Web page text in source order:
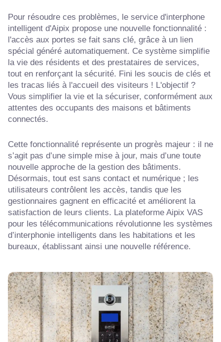
Pour résoudre ces problèmes, le service d'interphone
intelligent d'Aipix propose une nouvelle fonctionnalité :
l'accès aux portes se fait sans clé, grâce à un lien
spécial généré automatiquement. Ce système simplifie
la vie des résidents et des prestataires de services,
tout en renforçant la sécurité. Fini les soucis de clés et
les tracas liés à l'accueil des visiteurs ! L'objectif ?
Vous simplifier la vie et la sécuriser, conformément aux
attentes des occupants des maisons et bâtiments
connectés.
Cette fonctionnalité représente un progrès majeur : il ne
s’agit pas d’une simple mise à jour, mais d’une toute
nouvelle approche de la gestion des bâtiments.
Désormais, tout est sans contact et numérique ; les
utilisateurs contrôlent les accès, tandis que les
gestionnaires gagnent en efficacité et améliorent la
satisfaction de leurs clients. La plateforme Aipix VAS
pour les télécommunications révolutionne les systèmes
d’interphonie intelligents dans les habitations et les
bureaux, établissant ainsi une nouvelle référence.